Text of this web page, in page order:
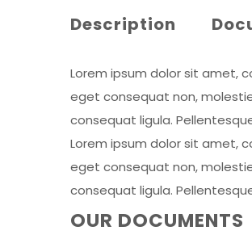
Description
Lorem ipsum dolor sit amet,
eget consequat non,
consequat ligula.
Lorem ipsum dolor sit amet,
eget consequat non,
consequat ligula.
OUR DOCUMENTS